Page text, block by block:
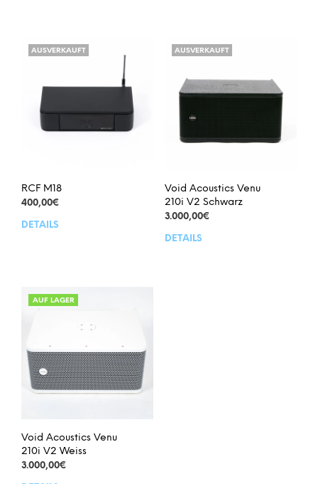
AUSVERKAUFT
RCF M18
400,00€
DETAILS
AUSVERKAUFT
Void Acoustics Venu
210i V2 Schwarz
3.000,00€
DETAILS
AUF LAGER
Void Acoustics Venu
210i V2 Weiss
3.000,00€